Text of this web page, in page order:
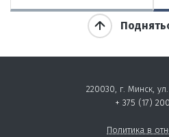
220030, г. Минск,
+ 375 (17)
Политика в